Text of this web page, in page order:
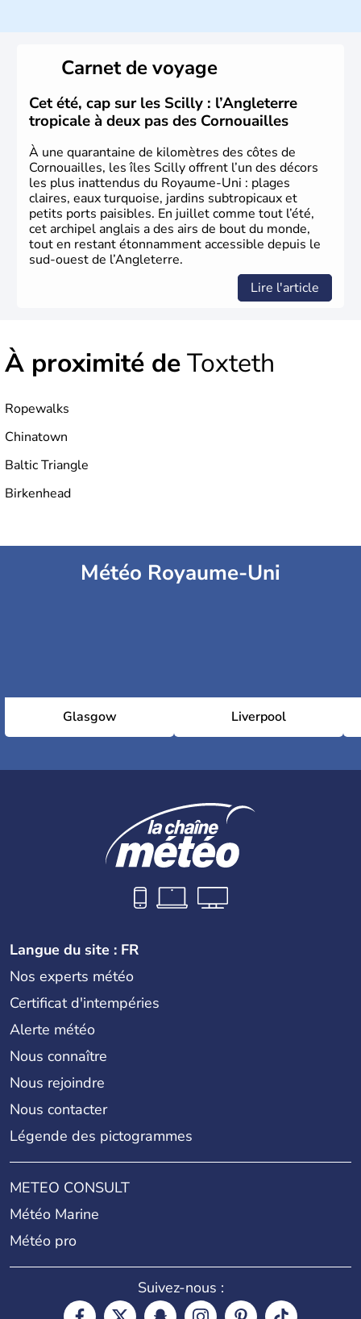
Histoire et administration
L'Angleterre est l’une des quatre nations constitutives du
Royaume-Uni. Elle est peuplée de plus de 50 millions
d’habitants, les Anglais, et constitue à elle seule, près de
84% de la population de l’ensemble. Le pays s’est créé au
Xème siècle et tient son nom desAngles
germanique installé sur ces terres. Première démocratie
parlementaire au monde, elle doit son développement à
l’essor industriel du XIXème siècle.
Carnet de voyage
Cet été, cap sur les Scilly : l’Angleterre
tropicale à deux pas des Cornouailles
À une quarantaine de kilomètres des côtes de
Cornouailles, les îles Scilly offrent l’un des décors
les plus inattendus du Royaume-Uni : plages
claires, eaux turquoise, jardins subtropicaux et
petits ports paisibles. En juillet comme tout l’été,
cet archipel anglais a des airs de bout du monde,
tout en restant étonnamment accessible depuis le
sud-ouest de l’Angleterre.
Lire l'article
À proximité deToxteth
Ropewalks
Chinatown
Baltic Triangle
Birkenhead
Météo Royaume-Uni
Glasgow Liverpool
Langue du site : FR
Nos experts météo
Certificat d'intempéries
Alerte météo
Nous connaître
Nous rejoindre
Nous contacter
Légende des pictogrammes
METEO CONSULT
Météo Marine
Météo pro
Suivez-nous :